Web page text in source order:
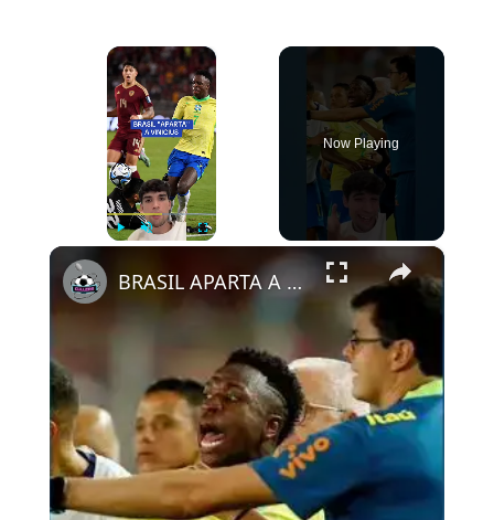
×
Now Playing
×
BRASIL APARTA A VINICIUS